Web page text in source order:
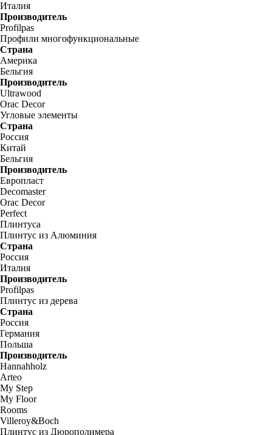
Италия
Производитель
Profilpas
Профили многофункциональные
Страна
Америка
Бельгия
Производитель
Ultrawood
Orac Decor
Угловые элементы
Страна
Россия
Китай
Бельгия
Производитель
Европласт
Decomaster
Orac Decor
Perfect
Плинтуса
Плинтус из Алюминия
Страна
Россия
Италия
Производитель
Profilpas
Плинтус из дерева
Страна
Россия
Германия
Польша
Производитель
Hannahholz
Arteo
My Step
My Floor
Rooms
Villeroy&Boch
Плинтус из Дюрополимера